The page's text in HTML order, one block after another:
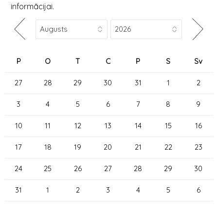
informācijai.
P O T C P S Sv
27 28 29 30 31 1 2
3 4 5 6 7 8 9
10 11 12 13 14 15 16
17 18 19 20 21 22 23
24 25 26 27 28 29 30
31 1 2 3 4 5 6